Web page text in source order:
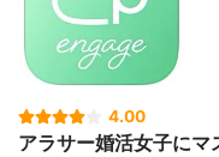
4.00
アラサー婚活女子に